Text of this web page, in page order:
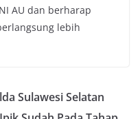
AU dan berharap
lebih
Sulawesi Selatan